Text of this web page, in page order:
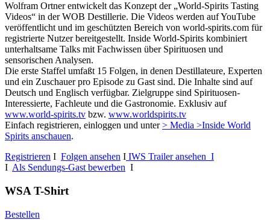
Wolfram Ortner entwickelt das Konzept der „World-Spirits Tasting
Videos“ in der WOB Destillerie. Die Videos werden auf YouTube
veröffentlicht und im geschützten Bereich von world-spirits.com für
registrierte Nutzer bereitgestellt. Inside World-Spirits kombiniert
unterhaltsame Talks mit Fachwissen über Spirituosen und
sensorischen Analysen.
Die erste Staffel umfaßt 15 Folgen, in denen Destillateure, Experten
und ein Zuschauer pro Episode zu Gast sind. Die Inhalte sind auf
Deutsch und Englisch verfügbar. Zielgruppe sind Spirituosen-
Interessierte, Fachleute und die Gastronomie. Exklusiv auf
www.world-spirits.tv bzw. www.worldspirits.tv
Einfach registrieren, einloggen und unter> Media >Inside World
Spirits anschauen.
Registrieren I Folgen ansehen I IWS Trailer ansehen I
I Als Sendungs-Gast bewerben I
WSA T-Shirt
Bestellen